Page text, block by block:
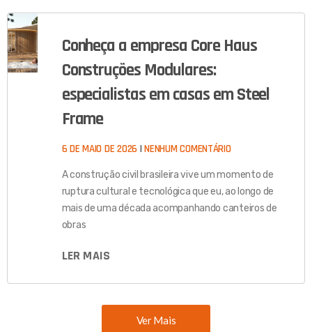
Conheça a empresa Core Haus
Construções Modulares:
especialistas em casas em Steel
Frame
6 DE MAIO DE 2026 NENHUM COMENTÁRIO
A construção civil brasileira vive um momento de
ruptura cultural e tecnológica que eu, ao longo de
mais de uma década acompanhando canteiros de
obras
LER MAIS
Ver Mais